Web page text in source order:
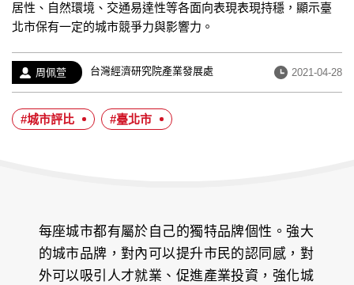
居性、自然環境、交通易達性等各面向表現表現持穩，顯示臺
北市保有一定的城市競爭力與影響力。
作
者：
周佩萱
經
歷：
台灣經濟研究院產業發展處
發
布
2021-04-28
#城市評比 #臺北市
每座城市都有屬於自己的獨特品牌個性。強大
的城市品牌，對內可以提升市民的認同感，對
外可以吸引人才就業、促進產業投資，強化城